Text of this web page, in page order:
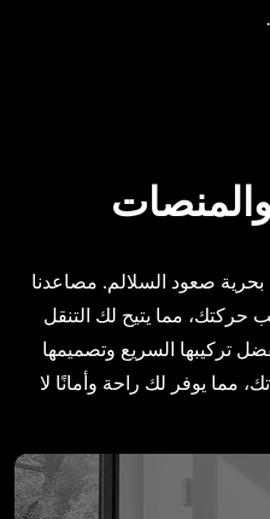
صعود السلالم. مصاعدنا
حركتك، مما يتيح لك التنقل
تركيبها السريع وتصميمها
مما يوفر لك راحة وأمانًا لا